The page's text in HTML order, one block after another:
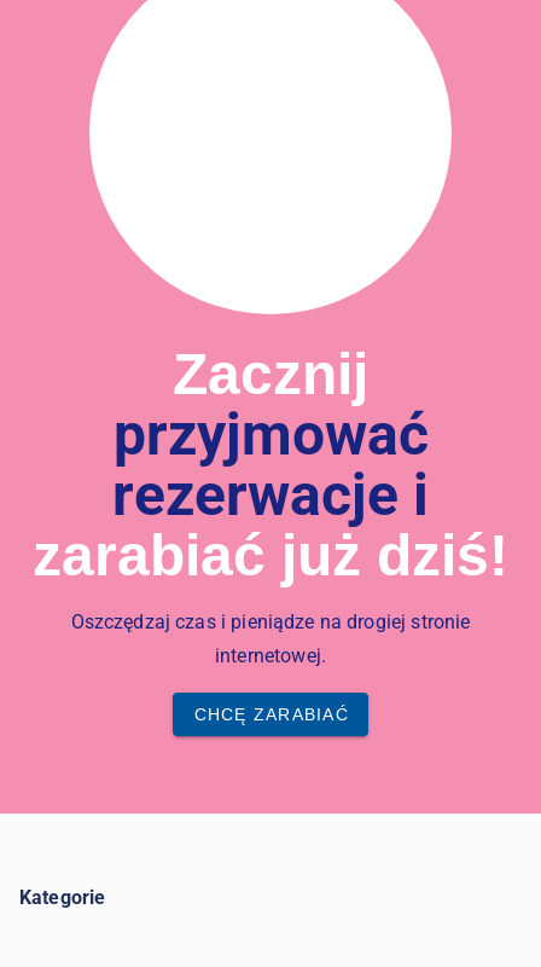
Zacznij
przyjmować
rezerwacje i
zarabiać już dziś!
Oszczędzaj czas i pieniądze na drogiej stronie
internetowej.
CHCĘ ZARABIAĆ
Kategorie